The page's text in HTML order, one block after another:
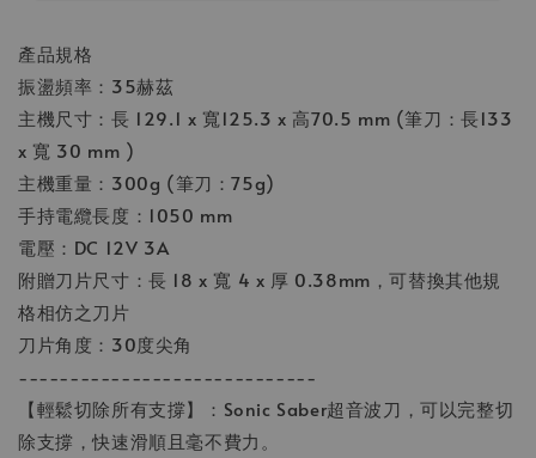
產品規格
振盪頻率：35赫茲
主機尺寸：長 129.1 x 寬125.3 x 高70.5 mm (筆刀：長133
x 寬 30 mm )
主機重量：300g (筆刀：75g)
手持電纜長度：1050 mm
電壓：DC 12V 3A
附贈刀片尺寸：長 18 x 寬 4 x 厚 0.38mm，可替換其他規
格相仿之刀片
刀片角度：30度尖角
-----------------------------
【輕鬆切除所有支撐】：Sonic Saber超音波刀，可以完整切
除支撐，快速滑順且毫不費力。